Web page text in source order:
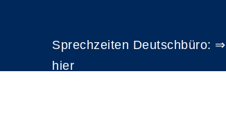
Sprechzeiten Deutschbüro: ⇒
hier